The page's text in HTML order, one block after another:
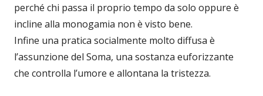
perché chi passa il proprio tempo da solo oppure è
incline alla monogamia non è visto bene.
Infine una pratica socialmente molto diffusa è
l’assunzione del Soma, una sostanza euforizzante
che controlla l’umore e allontana la tristezza.